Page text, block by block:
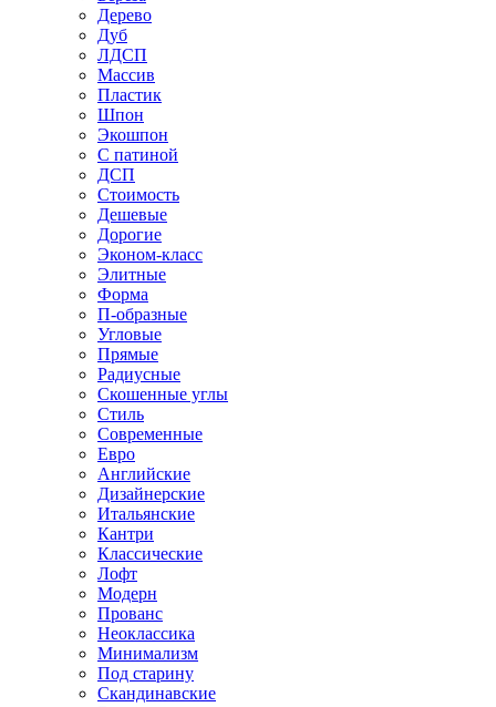
Дерево
Дуб
ЛДСП
Массив
Пластик
Шпон
Экошпон
С патиной
ДСП
Стоимость
Дешевые
Дорогие
Эконом-класс
Элитные
Форма
П-образные
Угловые
Прямые
Радиусные
Скошенные углы
Стиль
Современные
Евро
Английские
Дизайнерские
Итальянские
Кантри
Классические
Лофт
Модерн
Прованс
Неоклассика
Минимализм
Под старину
Скандинавские